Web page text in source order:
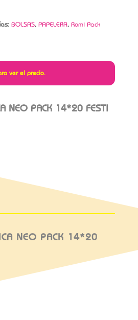
BOLSAS, PAPELERA, Romi Pack
ver el precio.
NEO PACK 14*20 FESTI
NEO PACK 14*20